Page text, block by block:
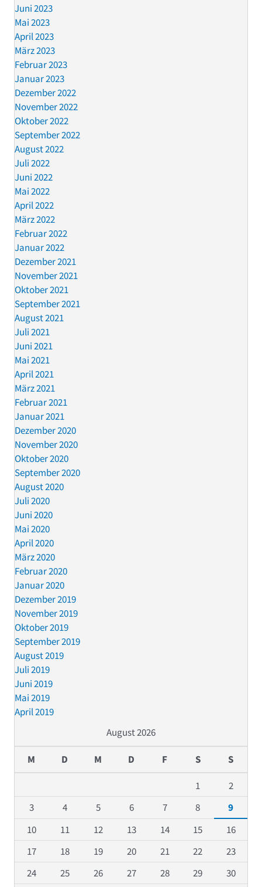
Juni 2023
Mai 2023
April 2023
März 2023
Februar 2023
Januar 2023
Dezember 2022
November 2022
Oktober 2022
September 2022
August 2022
Juli 2022
Juni 2022
Mai 2022
April 2022
März 2022
Februar 2022
Januar 2022
Dezember 2021
November 2021
Oktober 2021
September 2021
August 2021
Juli 2021
Juni 2021
Mai 2021
April 2021
März 2021
Februar 2021
Januar 2021
Dezember 2020
November 2020
Oktober 2020
September 2020
August 2020
Juli 2020
Juni 2020
Mai 2020
April 2020
März 2020
Februar 2020
Januar 2020
Dezember 2019
November 2019
Oktober 2019
September 2019
August 2019
Juli 2019
Juni 2019
Mai 2019
April 2019
August 2026
M D M D F S S
1
2
3
4 5 6 7 8
9
10
11 12 13 14 15
16
17
18 19 20 21 22
23
24
25 26 27 28 29
30